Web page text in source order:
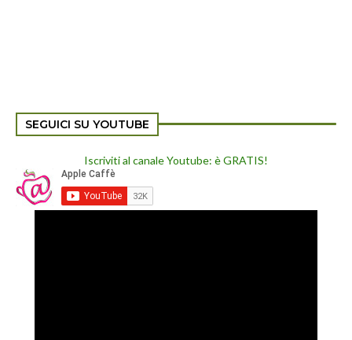
SEGUICI SU YOUTUBE
Iscriviti al canale Youtube: è GRATIS!